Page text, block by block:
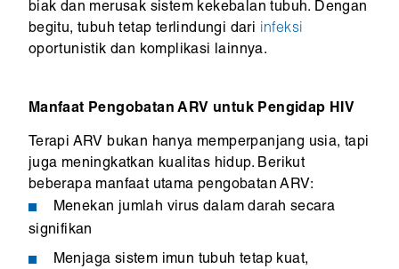
biak dan merusak sistem kekebalan tubuh. Dengan
begitu, tubuh tetap terlindungi dari infeksi
oportunistik dan komplikasi lainnya.
Manfaat Pengobatan ARV untuk Pengidap HIV
Terapi ARV bukan hanya memperpanjang usia, tapi
juga meningkatkan kualitas hidup. Berikut
beberapa manfaat utama pengobatan ARV:
Menekan jumlah virus dalam darah secara
signifikan
Menjaga sistem imun tubuh tetap kuat,